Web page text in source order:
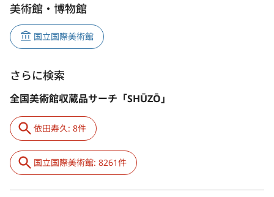
美術館・博物館
国立国際美術館
さらに検索
全国美術館収蔵品サーチ「SHŪZŌ」
依田寿久: 8件
国立国際美術館: 8261件